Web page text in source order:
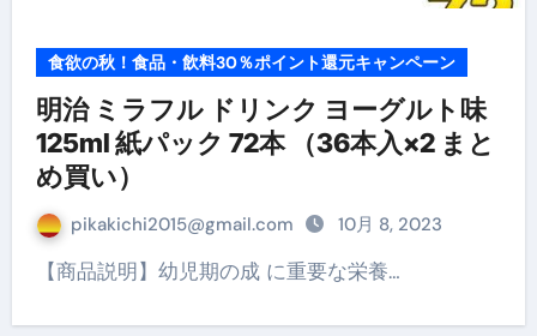
食欲の秋！食品・飲料30％ポイント還元キャンペーン
明治 ミラフル ドリンク ヨーグルト味
125ml 紙パック 72本 （36本入×2 まと
め買い）
pikakichi2015@gmail.com 10月 8, 2023
【商品説明】幼児期の成 に重要な栄養…